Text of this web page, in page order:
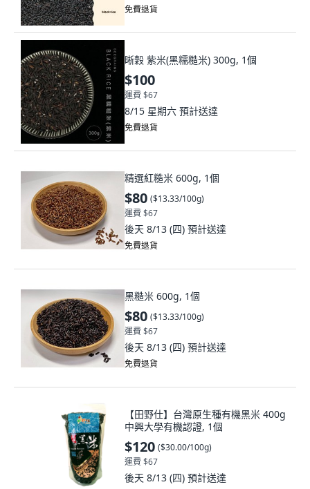
免費退貨
晰穀 紫米(黑糯糙米) 300g, 1個
$100
運費 $67
8/15 星期六 預計送達
免費退貨
精選紅糙米 600g, 1個
$80 ($13.33/100g)
運費 $67
後天 8/13 (四) 預計送達
免費退貨
黑糙米 600g, 1個
$80 ($13.33/100g)
運費 $67
後天 8/13 (四) 預計送達
免費退貨
【田野仕】台灣原生種有機黑米 400g
中興大學有機認證, 1個
$120 ($30.00/100g)
運費 $67
後天 8/13 (四) 預計送達